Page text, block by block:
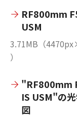
RF800mm
USM
3.71MB（
）
"RF800mm
IS USM"の
図